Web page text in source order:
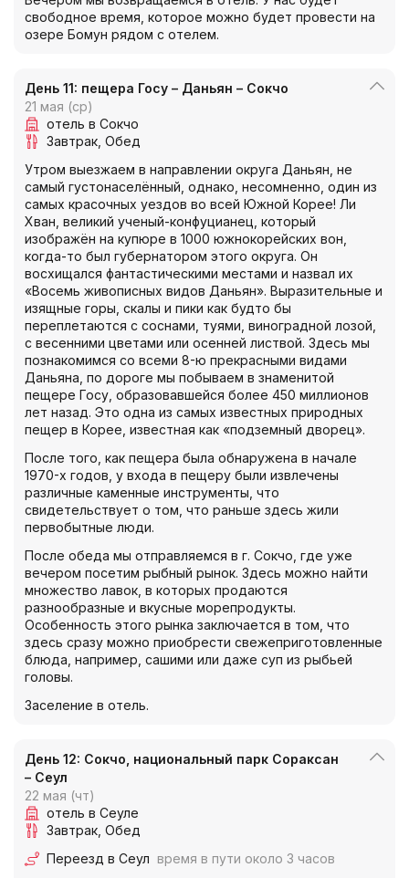
свободное время, которое можно будет провести на
озере Бомун рядом с отелем.
День 11: пещера Госу – Даньян – Сокчо
21 мая (ср)
отель в Сокчо
Завтрак Обед
Утром выезжаем в направлении округа Даньян, не
самый густонаселённый, однако, несомненно, один из
самых красочных уездов во всей Южной Корее! Ли
Хван, великий ученый-конфуцианец, который
изображён на купюре в 1000 южнокорейских вон,
когда-то был губернатором этого округа. Он
восхищался фантастическими местами и назвал их
«Восемь живописных видов Даньян». Выразительные и
изящные горы, скалы и пики как будто бы
переплетаются с соснами, туями, виноградной лозой,
с весенними цветами или осенней листвой. Здесь мы
познакомимся со всеми 8-ю прекрасными видами
Даньяна, по дороге мы побываем в знаменитой
пещере Госу, образовавшейся более 450 миллионов
лет назад. Это одна из самых известных природных
пещер в Корее, известная как «подземный дворец».
После того, как пещера была обнаружена в начале
1970-х годов, у входа в пещеру были извлечены
различные каменные инструменты, что
свидетельствует о том, что раньше здесь жили
первобытные люди.
После обеда мы отправляемся в г. Сокчо, где уже
вечером посетим рыбный рынок. Здесь можно найти
множество лавок, в которых продаются
разнообразные и вкусные морепродукты.
Особенность этого рынка заключается в том, что
здесь сразу можно приобрести свежеприготовленные
блюда, например, сашими или даже суп из рыбьей
головы.
Заселение в отель.
День 12: Сокчо, национальный парк Сораксан
– Сеул
22 мая (чт)
отель в Сеуле
Завтрак Обед
Переезд в Сеул время в пути около 3 часов